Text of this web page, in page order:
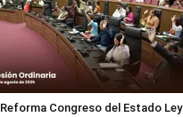
Reforma Congreso del Estado Ley